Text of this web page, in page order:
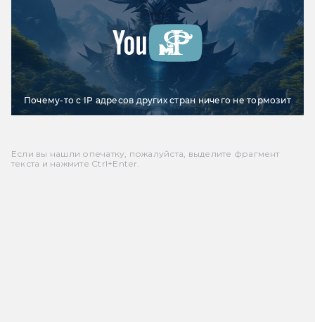
Почему-то с IP адресов других стран ничего не тормозит
Если вы нашли опечатку, пожалуйста, выделите фрагмент
текста и нажмите Ctrl+Enter.